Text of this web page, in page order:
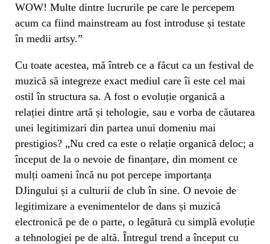
WOW! Multe dintre lucrurile pe care le percepem
acum ca fiind mainstream au fost introduse și testate
în medii artsy.”
Cu toate acestea, mă întreb ce a făcut ca un festival de
muzică să integreze exact mediul care îi este cel mai
ostil în structura sa. A fost o evoluție organică a
relației dintre artă și tehologie, sau e vorba de căutarea
unei legitimizari din partea unui domeniu mai
prestigios? „Nu cred ca este o relație organică deloc; a
început de la o nevoie de finanțare, din moment ce
mulți oameni încă nu pot percepe importanța
DJingului și a culturii de club în sine. O nevoie de
legitimizare a evenimentelor de dans și muzică
electronică pe de o parte, o legătură cu simplă evoluție
a tehnologiei pe de altă. Întregul trend a început cu